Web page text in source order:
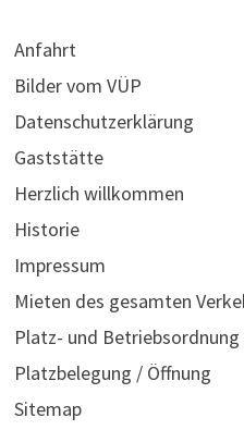
Anfahrt
Bilder vom VÜP
Datenschutzerklärung
Gaststätte
Herzlich willkommen
Historie
Impressum
Mieten des gesamten
Platz- und Betriebsordnung
Platzbelegung / Öffnung
Sitemap